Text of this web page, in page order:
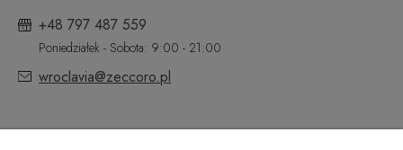
+48 797 487 559
Poniedziałek - Sobota: 9:00 - 21:00
wroclavia@zeccoro.pl